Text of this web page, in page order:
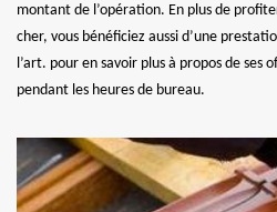
montant de l’opération. En plus de
cher, vous bénéficiez aussi d’une
l’art. pour en savoir plus à propos de ses
pendant les heures de bureau.